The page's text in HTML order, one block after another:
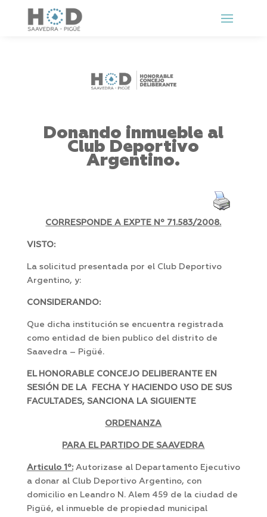
Donando inmueble al
Club Deportivo
Argentino.
CORRESPONDE A EXPTE Nº 71.583/2008.
VISTO:
La solicitud presentada por el Club Deportivo
Argentino, y:
CONSIDERANDO:
Que dicha institución se encuentra registrada
como entidad de bien publico del distrito de
Saavedra – Pigüé.
EL HONORABLE CONCEJO DELIBERANTE EN
SESIÓN DE LA FECHA Y HACIENDO USO DE SUS
FACULTADES, SANCIONA LA SIGUIENTE
ORDENANZA
PARA EL PARTIDO DE SAAVEDRA
Articulo 1º:Autorizase al Departamento Ejecutivo
a donar al Club Deportivo Argentino, con
domicilio en Leandro N. Alem 459 de la ciudad de
Pigüé, el inmueble de propiedad municipal